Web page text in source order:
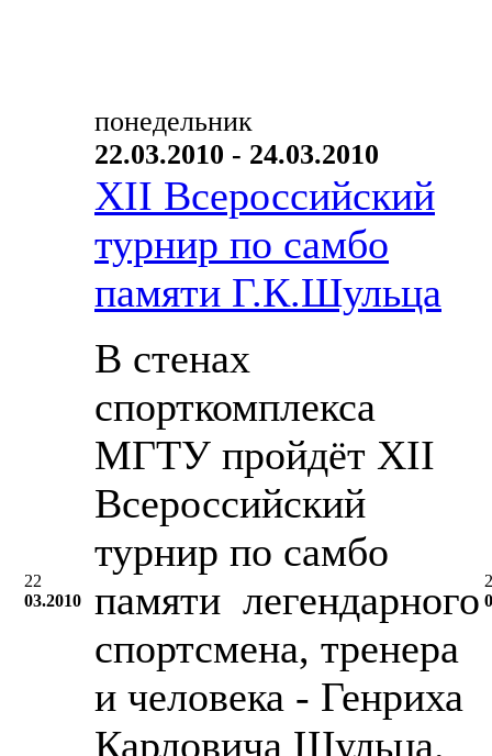
22
03.2010
понедельник
22.03.2010 - 24.03.2010
XII Всероссийский
турнир по самбо
памяти Г.К.Шульца
В стенах
спорткомплекса
МГТУ пройдёт XII
Всероссийский
турнир по самбо
памяти легендарного
спортсмена, тренера
и человека - Генриха
Карловича Шульца.